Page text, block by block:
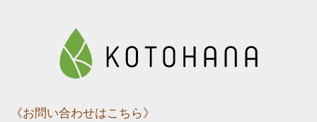
《お問い合わせはこちら》